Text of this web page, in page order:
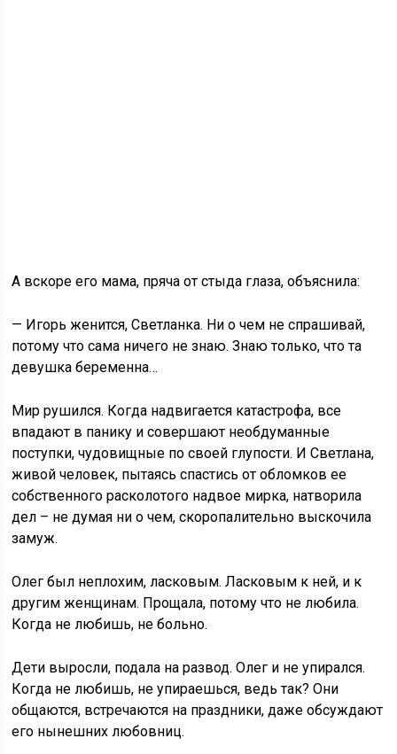
А вскоре его мама, пряча от стыда глаза, объяснила:
— Игорь женится, Светланка. Ни о чем не спрашивай,
потому что сама ничего не знаю. Знаю только, что та
девушка беременна…
Мир рушился. Когда надвигается катастрофа, все
впадают в панику и совершают необдуманные
поступки, чудовищные по своей глупости. И Светлана,
живой человек, пытаясь спастись от обломков ее
собственного расколотого надвое мирка, натворила
дел – не думая ни о чем, скоропалительно выскочила
замуж.
Олег был неплохим, ласковым. Ласковым к ней, и к
другим женщинам. Прощала, потому что не любила.
Когда не любишь, не больно.
Дети выросли, подала на развод. Олег и не упирался.
Когда не любишь, не упираешься, ведь так? Они
общаются, встречаются на праздники, даже обсуждают
его нынешних любовниц.